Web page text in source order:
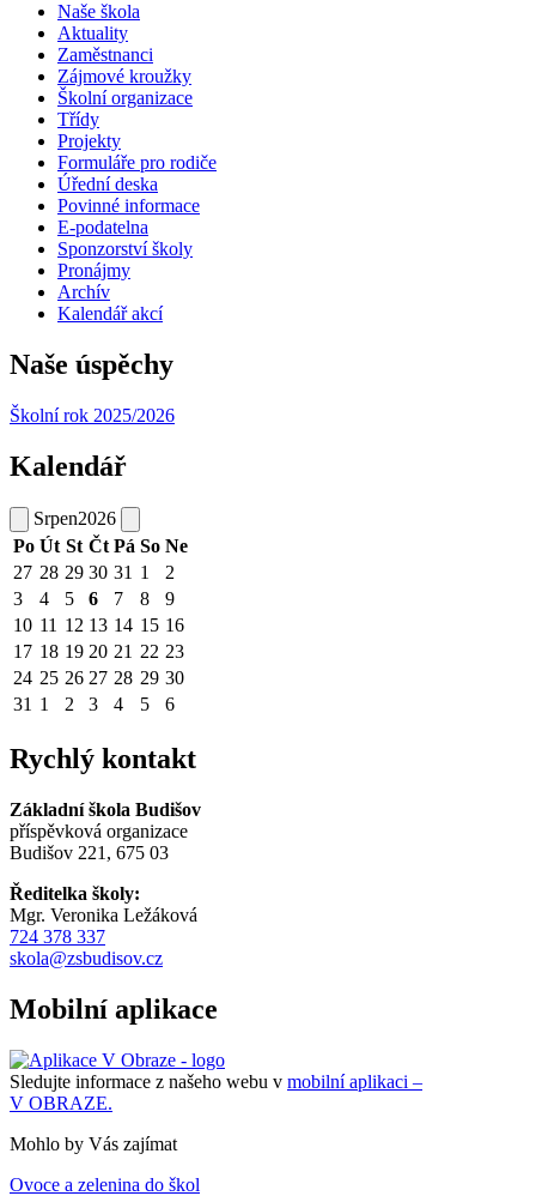
Naše škola
Aktuality
Zaměstnanci
Zájmové kroužky
Školní organizace
Třídy
Projekty
Formuláře pro rodiče
Úřední deska
Povinné informace
E-podatelna
Sponzorství školy
Pronájmy
Archív
Kalendář akcí
Naše úspěchy
Školní rok 2025/2026
Kalendář
Srpen2026
Po Út St Čt Pá So Ne
27 28 29 30 31 1
2
3
4 5 6 7 8
9
10 11 12 13 14 15 16
17 18 19 20 21 22 23
24 25 26 27 28 29 30
31 1 2 3 4 5 6
Rychlý kontakt
Základní škola Budišov
příspěvková organizace
Budišov 221, 675 03
Ředitelka školy:
Mgr. Veronika Ležáková
724 378 337
skola@zsbudisov.cz
Mobilní aplikace
Sledujte informace z našeho webu v mobilní aplikaci –
V OBRAZE.
Mohlo by Vás zajímat
Ovoce a zelenina do škol